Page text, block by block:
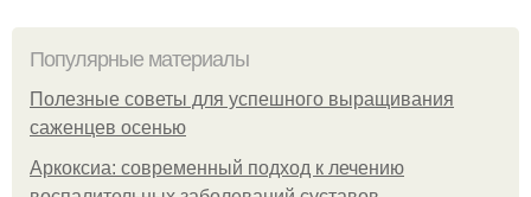
Популярные материалы
Полезные советы для успешного выращивания
саженцев осенью
Аркоксиа: современный подход к лечению